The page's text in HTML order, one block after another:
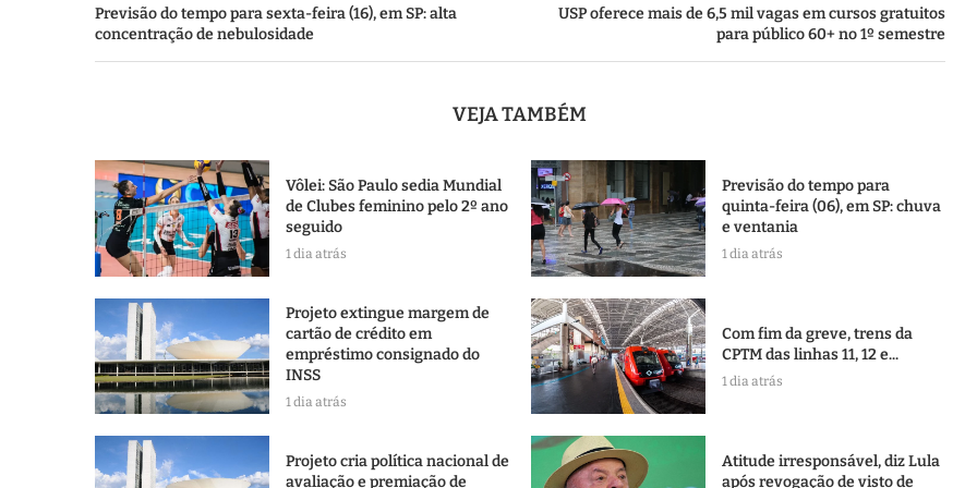
Previsão do tempo para sexta-feira (16), em SP: alta
concentração de nebulosidade
USP oferece mais de 6,5 mil vagas em cursos gratuitos
para público 60+ no 1º semestre
VEJA TAMBÉM
Vôlei: São Paulo sedia Mundial
de Clubes feminino pelo 2º ano
seguido
1 dia atrás
Previsão do tempo para
quinta-feira (06), em SP: chuva
e ventania
1 dia atrás
Projeto extingue margem de
cartão de crédito em
empréstimo consignado do
INSS
1 dia atrás
Com fim da greve, trens da
CPTM das linhas 11, 12 e...
1 dia atrás
Projeto cria política nacional de
avaliação e premiação de
Atitude irresponsável, diz Lula
após revogação de visto de